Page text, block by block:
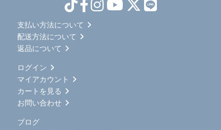
支払い方法について
配送方法について
返品について
ログイン
マイアカウント
カートを見る
お問い合わせ
ブログ